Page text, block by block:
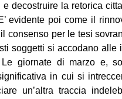
decostruire la retorica
evidente poi come il
consenso per le tesi
soggetti si accodano
giornate di marzo e,
in cui si
un’altra traccia